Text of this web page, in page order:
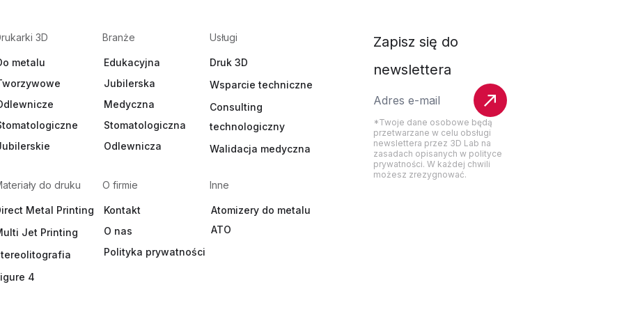
3D
metalu
Branże
Edukacyjna
Jubilerska
Medyczna
Stomatologiczna
Odlewnicza
Usługi
Druk 3D
Wsparcie techniczne
Consulting
technologiczny
Walidacja medyczna
do druku
Metal Printing
Jet Printing
4
O firmie
Kontakt
O nas
Polityka prywatności
Inne
Atomizery do metalu
ATO
Zapisz się do
newslettera
*Twoje dane osobowe będą
przetwarzane w celu obsługi
newslettera przez 3D Lab na
zasadach opisanych w polityce
prywatności. W każdej chwili
możesz zrezygnować.